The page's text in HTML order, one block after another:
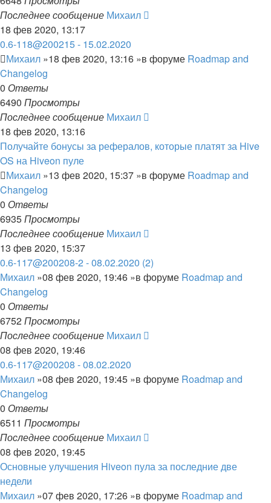
Последнее сообщение Михаил
18 фев 2020, 13:17
0.6-118@200215 - 15.02.2020
Михаил »18 фев 2020, 13:16 »в форуме Roadmap and
Changelog
0 Ответы
6490 Просмотры
Последнее сообщение Михаил
18 фев 2020, 13:16
Получайте бонусы за рефералов, которые платят за Hive
OS на Hiveon пуле
Михаил »13 фев 2020, 15:37 »в форуме Roadmap and
Changelog
0 Ответы
6935Просмотры
Последнее сообщение Михаил
13 фев 2020, 15:37
0.6-117@200208-2 - 08.02.2020 (2)
Михаил »08 фев 2020, 19:46 »в форуме Roadmap and
Changelog
0 Ответы
6752Просмотры
Последнее сообщение Михаил
08 фев 2020, 19:46
0.6-117@200208 - 08.02.2020
Михаил »08 фев 2020, 19:45 »в форуме Roadmap and
Changelog
0 Ответы
6511 Просмотры
Последнее сообщение Михаил
08 фев 2020, 19:45
Основные улучшения Hiveon пула за последние две
недели
Михаил »07 фев 2020, 17:26 »в форуме Roadmap and